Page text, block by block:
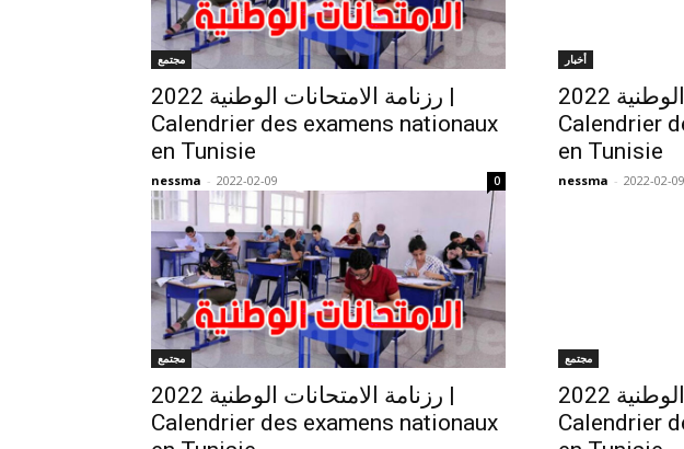
مجتمع
رزنامة الامتحانات الوطنية 2022 |
Calendrier des examens nationaux
en Tunisie
nessma - 2022-02-09 0
أخبار
رزنامة الاختبارات الوطنية 2022 |
Calendrier
en Tunisie
nessma - 2022-02-09
مجتمع
رزنامة الامتحانات الوطنية 2022 |
Calendrier des examens nationaux
مجتمع
رزنامة الاختبارات الوطنية 2022 |
Calendrier